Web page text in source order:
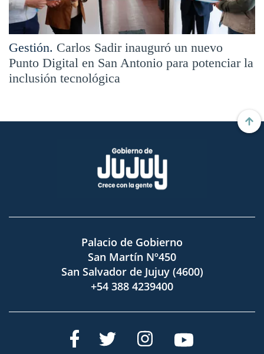
Gestión. Carlos Sadir inauguró un nuevo
Punto Digital en San Antonio para potenciar la
inclusión tecnológica
Palacio de Gobierno
San Martín Nº450
San Salvador de Jujuy (4600)
+54 388 4239400